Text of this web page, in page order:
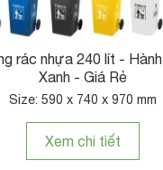
Bảng thông báo thông tin
Size: 775 x 580 x 1260 mm
Xem chi tiết